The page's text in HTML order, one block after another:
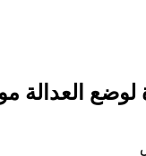
العدالة